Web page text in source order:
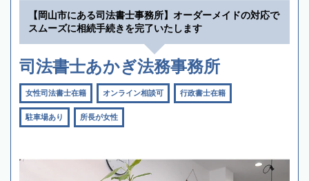
【岡山市にある司法書士事務所】オーダーメイドの対応で
スムーズに相続手続きを完了いたします
司法書士あかぎ法務事務所
女性司法書士在籍 オンライン相談可 行政書士在籍
駐車場あり 所長が女性